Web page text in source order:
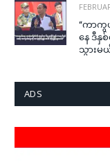
“ကာကွ
နေ ဒီနှ
သွားမ
ADS